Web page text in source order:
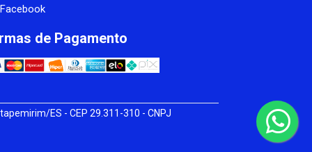
Facebook
de Pagamento
ES - CEP 29.311-310 - CNPJ